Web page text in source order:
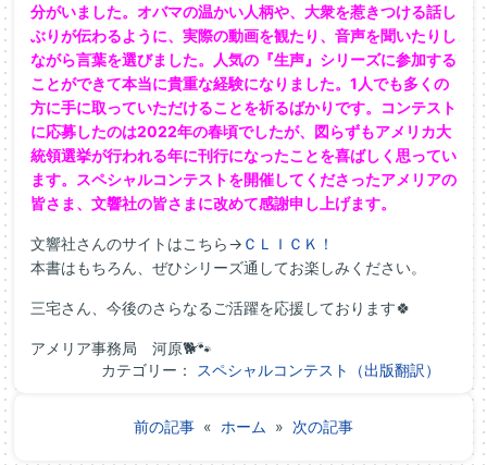
分がいました。オバマの温かい人柄や、大衆を惹きつける話し
ぶりが伝わるように、実際の動画を観たり、音声を聞いたりし
ながら言葉を選びました。人気の『生声』シリーズに参加する
ことができて本当に貴重な経験になりました。1人でも多くの
方に手に取っていただけることを祈るばかりです。コンテスト
に応募したのは2022年の春頃でしたが、図らずもアメリカ大
統領選挙が行われる年に刊行になったことを喜ばしく思ってい
ます。スペシャルコンテストを開催してくださったアメリアの
皆さま、文響社の皆さまに改めて感謝申し上げます。
文響社さんのサイトはこちら→ ＣＬＩＣＫ！
本書はもちろん、ぜひシリーズ通してお楽しみください。
三宅さん、今後のさらなるご活躍を応援しております🍀
アメリア事務局 河原🐕🐾
カテゴリー：
スペシャルコンテスト（出版翻訳）
前の記事 « ホーム » 次の記事